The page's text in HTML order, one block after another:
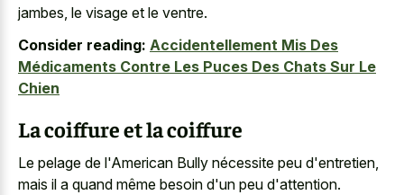
jambes, le visage et le ventre.
Consider reading: Accidentellement Mis Des
Médicaments Contre Les Puces Des Chats Sur Le
Chien
La coiffure et la coiffure
Le pelage de l'American Bully nécessite peu d'entretien,
mais il a quand même besoin d'un peu d'attention.